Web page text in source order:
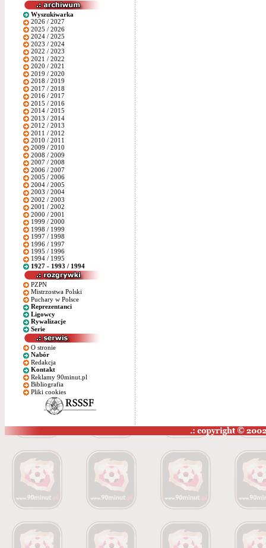
Wyszukiwarka
2026 / 2027
2025 / 2026
2024 / 2025
2023 / 2024
2022 / 2023
2021 / 2022
2020 / 2021
2019 / 2020
2018 / 2019
2017 / 2018
2016 / 2017
2015 / 2016
2014 / 2015
2013 / 2014
2012 / 2013
2011 / 2012
2010 / 2011
2009 / 2010
2008 / 2009
2007 / 2008
2006 / 2007
2005 / 2006
2004 / 2005
2003 / 2004
2002 / 2003
2001 / 2002
2000 / 2001
1999 / 2000
1998 / 1999
1997 / 1998
1996 / 1997
1995 / 1996
1994 / 1995
1927 - 1993 / 1994
PZPN
Mistrzostwa Polski
Puchary w Polsce
Reprezentanci
Ligowcy
Rywalizacje
Serie
O stronie
Nabór
Redakcja
Kontakt
Reklamy 90minut.pl
Bibliografia
Pliki cookies